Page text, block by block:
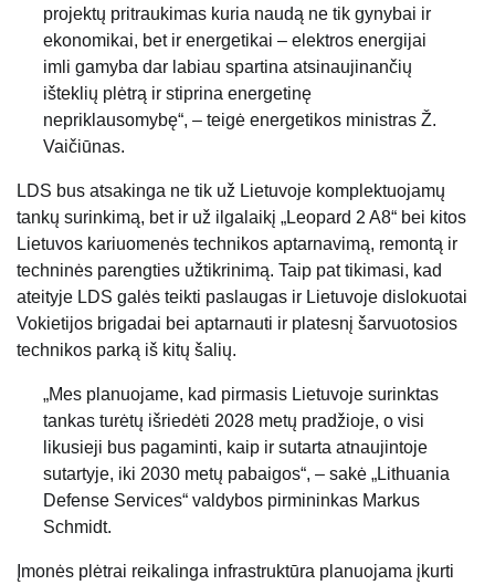
projektų pritraukimas kuria naudą ne tik gynybai ir
ekonomikai, bet ir energetikai – elektros energijai
imli gamyba dar labiau spartina atsinaujinančių
išteklių plėtrą ir stiprina energetinę
nepriklausomybę“, – teigė energetikos ministras Ž.
Vaičiūnas.
LDS bus atsakinga ne tik už Lietuvoje komplektuojamų
tankų surinkimą, bet ir už ilgalaikį „Leopard 2 A8“ bei kitos
Lietuvos kariuomenės technikos aptarnavimą, remontą ir
techninės parengties užtikrinimą. Taip pat tikimasi, kad
ateityje LDS galės teikti paslaugas ir Lietuvoje dislokuotai
Vokietijos brigadai bei aptarnauti ir platesnį šarvuotosios
technikos parką iš kitų šalių.
„Mes planuojame, kad pirmasis Lietuvoje surinktas
tankas turėtų išriedėti 2028 metų pradžioje, o visi
likusieji bus pagaminti, kaip ir sutarta atnaujintoje
sutartyje, iki 2030 metų pabaigos“, – sakė „Lithuania
Defense Services“ valdybos pirmininkas Markus
Schmidt.
Įmonės plėtrai reikalinga infrastruktūra planuojama įkurti